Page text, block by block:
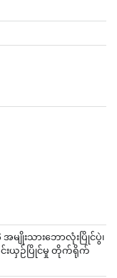
အမျိုးသားဘောလုံးပြိုင်ပွဲ၊
းယှဉ်ပြိုင်မှု တိုက်ရိုက်